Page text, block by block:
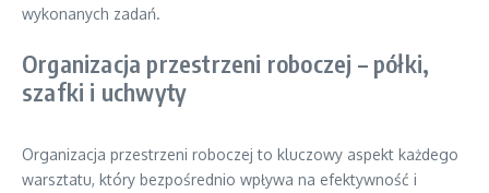
wykonanych zadań.
Organizacja przestrzeni roboczej – półki,
szafki i uchwyty
Organizacja przestrzeni roboczej to kluczowy aspekt każdego
warsztatu, który bezpośrednio wpływa na efektywność i